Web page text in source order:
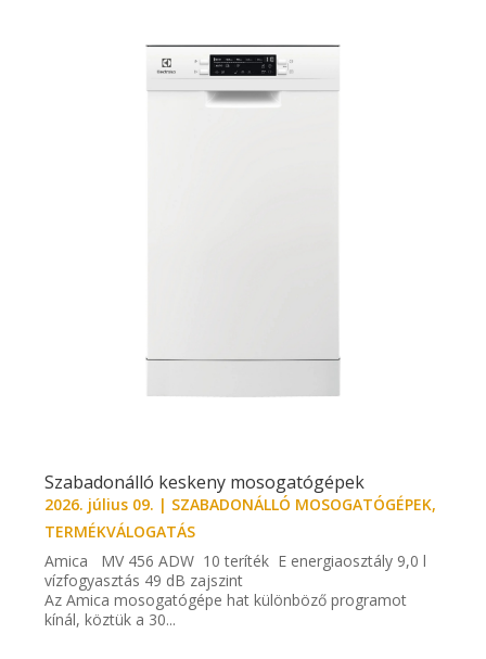
Szabadonálló keskeny mosogatógépek
2026. július 09. | SZABADONÁLLÓ MOSOGATÓGÉPEK,
TERMÉKVÁLOGATÁS
Amica MV 456 ADW 10 teríték E energiaosztály 9,0 l
vízfogyasztás 49 dB zajszint
Az Amica mosogatógépe hat különböző programot
kínál, köztük a 30...